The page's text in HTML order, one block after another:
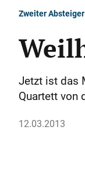
Zweiter
Jetzt ist das
Quartett von
12.03.2013